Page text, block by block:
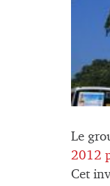
Le
2012
Cet